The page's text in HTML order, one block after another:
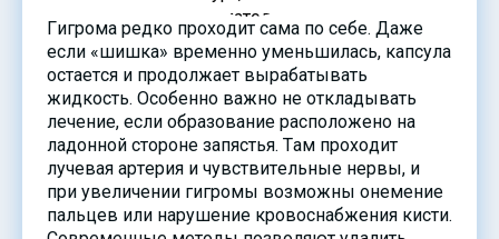
Гигрома редко проходит сама по себе. Даже
если «шишка» временно уменьшилась, капсула
остается и продолжает вырабатывать
жидкость. Особенно важно не откладывать
лечение, если образование расположено на
ладонной стороне запястья. Там проходит
лучевая артерия и чувствительные нервы, и
при увеличении гигромы возможны онемение
пальцев или нарушение кровоснабжения кисти.